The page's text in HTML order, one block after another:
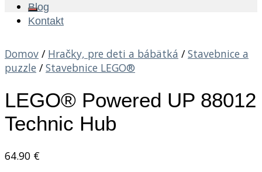
Blog
Kontakt
Domov / Hračky, pre deti a bábätká / Stavebnice a
puzzle / Stavebnice LEGO®
LEGO® Powered UP 88012
Technic Hub
64.90 €